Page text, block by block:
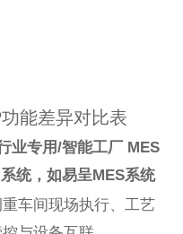
能差异对比表
业专用/智能工厂 MES
系统，如易呈MES系统
车间现场执行、工艺